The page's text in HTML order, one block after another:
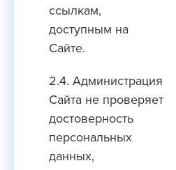
ссылкам,
доступным на
Сайте.
2.4. Администрация
Сайта не проверяет
достоверность
персональных
данных,